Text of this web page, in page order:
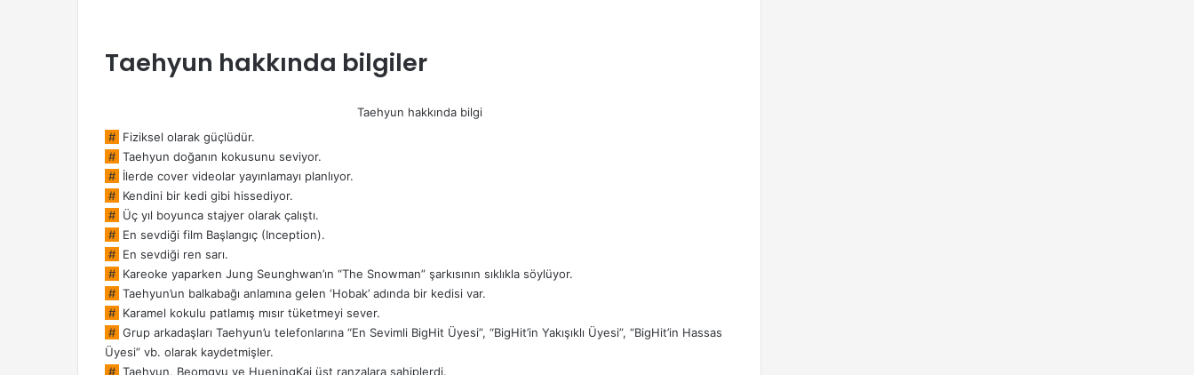
Taehyun hakkında bilgiler
Taehyun hakkında bilgi
# Fiziksel olarak güçlüdür.
# Taehyun doğanın kokusunu seviyor.
# İlerde cover videolar yayınlamayı planlıyor.
# Kendini bir kedi gibi hissediyor.
# Üç yıl boyunca stajyer olarak çalıştı.
# En sevdiği film Başlangıç (Inception).
# En sevdiği ren sarı.
# Kareoke yaparken Jung Seunghwan’ın “The Snowman” şarkısının sıklıkla söylüyor.
# Taehyun’un balkabağı anlamına gelen ‘Hobak’ adında bir kedisi var.
# Karamel kokulu patlamış mısır tüketmeyi sever.
# Grup arkadaşları Taehyun’u telefonlarına “En Sevimli BigHit Üyesi”, “BigHit’in Yakışıklı Üyesi”, “BigHit’in Hassas
Üyesi” vb. olarak kaydetmişler.
# Taehyun, Beomgyu ve HueningKai üst ranzalara sahiplerdi.